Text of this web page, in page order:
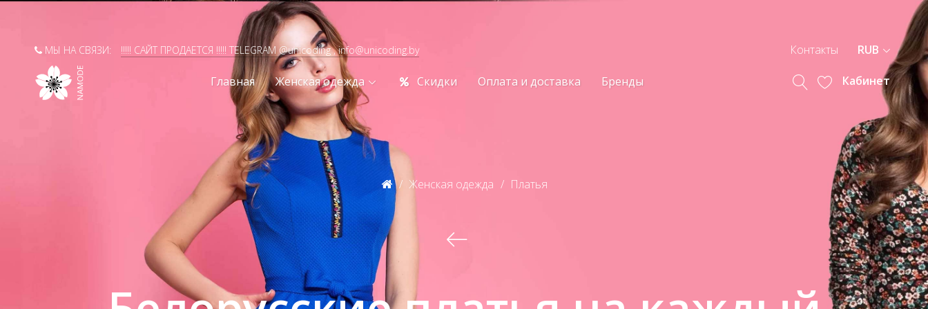
МЫ НА СВЯЗИ: !!!!! САЙТ ПРОДАЕТСЯ !!!!! TELEGRAM @unicoding , info@unicoding.by Контакты RUB
Главная Женская одежда Скидки Оплата и доставка Бренды Кабинет
Женская одежда Платья